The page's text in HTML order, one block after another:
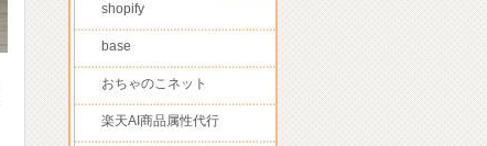
shopify
base
おちゃのこネット
楽天AI商品属性代行